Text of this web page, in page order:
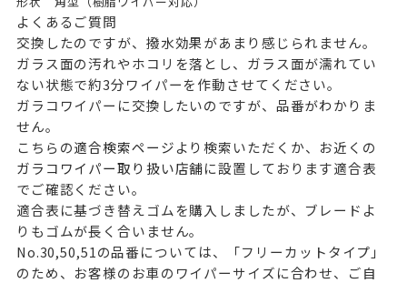
よくあるご質問
交換したのですが、撥水効果があまり感じられません。
ガラス面の汚れやホコリを落とし、ガラス面が濡れてい
ない状態で約3分ワイパーを作動させてください。
ガラコワイパーに交換したいのですが、品番がわかりま
せん。
こちらの適合検索ページより検索いただくか、お近くの
ガラコワイパー取り扱い店舗に設置しております適合表
でご確認ください。
適合表に基づき替えゴムを購入しましたが、ブレードよ
りもゴムが長く合いません。
No.30,50,51の品番については、「フリーカットタイプ」
のため、お客様のお車のワイパーサイズに合わせ、ご自